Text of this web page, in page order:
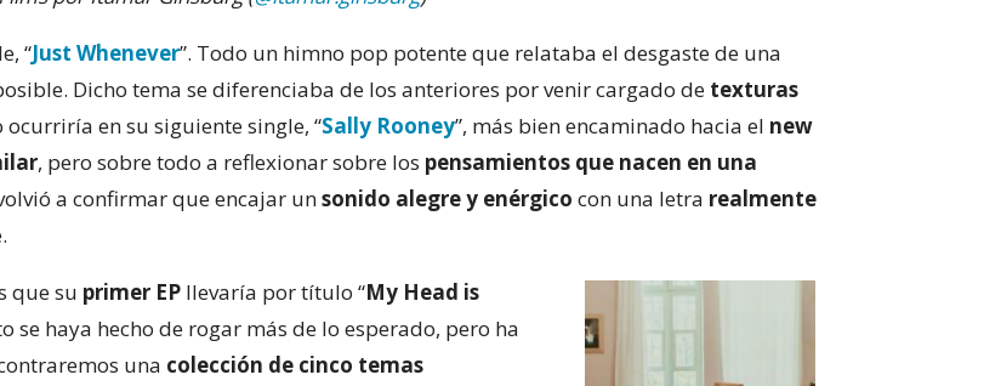
“Just Whenever”. Todo un himno pop potente que relataba el desgaste de una
Dicho tema se diferenciaba de los anteriores por venir cargado de texturas
en su siguiente single, “Sally Rooney”, más bien encaminado hacia el new
, pero sobre todo a reflexionar sobre los pensamientos que nacen en una
a confirmar que encajar unsonido alegre y enérgico con una letra realmente
que su primer EP llevaría por título “My Head is
se haya hecho de rogar más de lo esperado, pero ha
una colección de cinco temas